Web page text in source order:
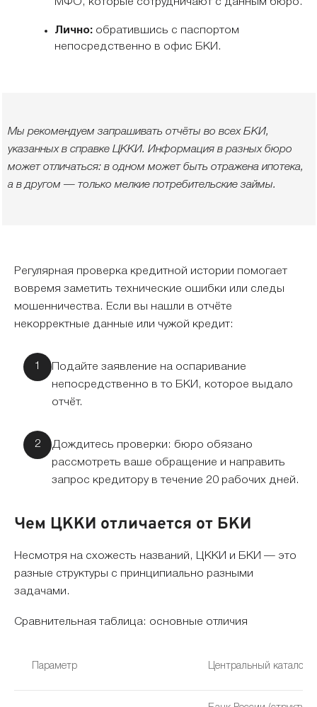
Лично:обратившись с паспортом
непосредственно в офис БКИ.
Мы рекомендуем запрашивать отчёты во всех БКИ,
указанных в справке ЦККИ. Информация в разных бюро
может отличаться: в одном может быть отражена ипотека,
а в другом — только мелкие потребительские займы.
Регулярная проверка кредитной истории помогает
вовремя заметить технические ошибки или следы
мошенничества. Если вы нашли в отчёте
некорректные данные или чужой кредит:
Подайте заявление на оспаривание
непосредственно в то БКИ, которое выдало
отчёт.
Дождитесь проверки: бюро обязано
рассмотреть ваше обращение и направить
запрос кредитору в течение 20 рабочих дней.
Чем ЦККИ отличается от БКИ
Несмотря на схожесть названий, ЦККИ и БКИ — это
разные структуры с принципиально разными
задачами.
Сравнительная таблица: основные отличия
Параметр Центральный каталог